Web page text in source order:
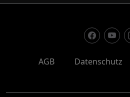
AGB Datenschutz